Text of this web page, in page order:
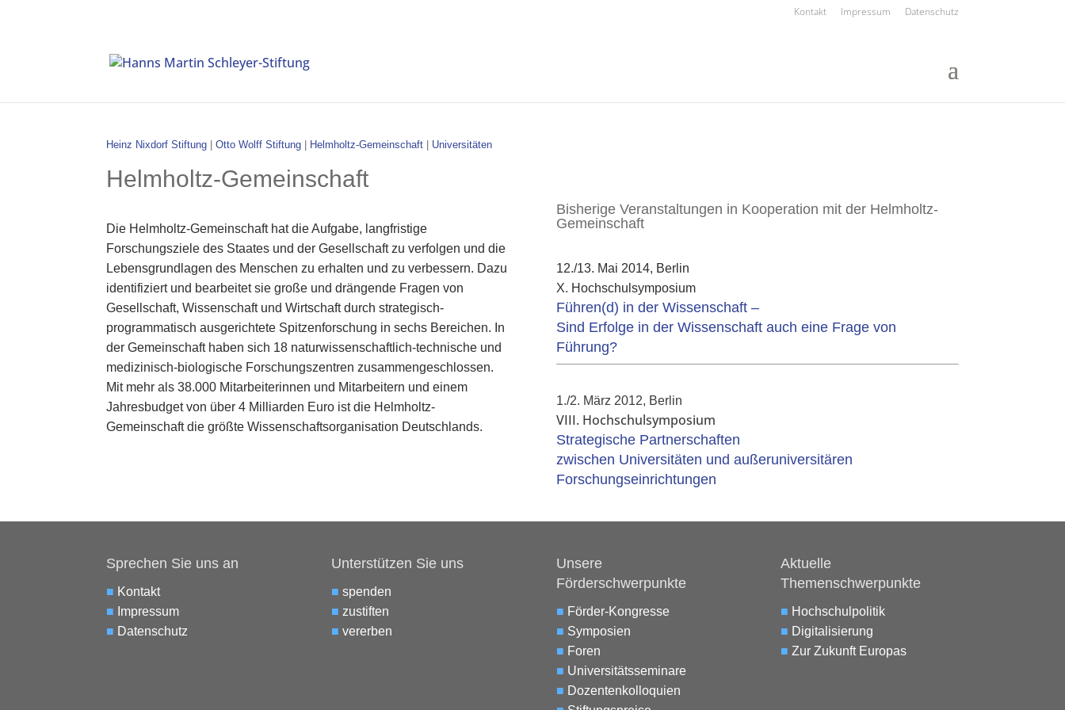
Kontakt Impressum Datenschutz
Heinz Nixdorf Stiftung |Otto Wolff Stiftung Helmholtz-Gemeinschaft Universitäten
Helmholtz-Gemeinschaft
Die Helmholtz-Gemeinschaft hat die Aufgabe, langfristige
Forschungsziele des Staates und der Gesellschaft zu verfolgen und die
Lebensgrundlagen des Menschen zu erhalten und zu verbessern. Dazu
identifiziert und bearbeitet sie große und drängende Fragen von
Gesellschaft, Wissenschaft und Wirtschaft durch strategisch-
programmatisch ausgerichtete Spitzenforschung in sechs Bereichen. In
der Gemeinschaft haben sich 18 naturwissenschaftlich-technische und
medizinisch-biologische Forschungszentren zusammengeschlossen.
Mit mehr als 38.000 Mitarbeiterinnen und Mitarbeitern und einem
Jahresbudget von über 4 Milliarden Euro ist die Helmholtz-
Gemeinschaft die größte Wissenschaftsorganisation Deutschlands.
Bisherige Veranstaltungen in Kooperation mit der Helmholtz-
Gemeinschaft
12./13. Mai 2014, Berlin
X. Hochschulsymposium
Führen(d) in der Wissenschaft –
Sind Erfolge in der Wissenschaft auch eine Frage von
Führung?
1./2. März 2012, Berlin
VIII. Hochschulsymposium
Strategische Partnerschaften
zwischen Universitäten und außeruniversitären
Forschungseinrichtungen
Sprechen Sie uns an
■ Kontakt
■ Impressum
■ Datenschutz
Unterstützen Sie uns
■ spenden
■ zustiften
■ vererben
Unsere
Förderschwerpunkte
■ Förder-Kongresse
■ Symposien
■ Foren
■ Universitätsseminare
■ Dozentenkolloquien
Aktuelle
Themenschwerpunkte
■ Hochschulpolitik
■ Digitalisierung
■ Zur Zukunft Europas